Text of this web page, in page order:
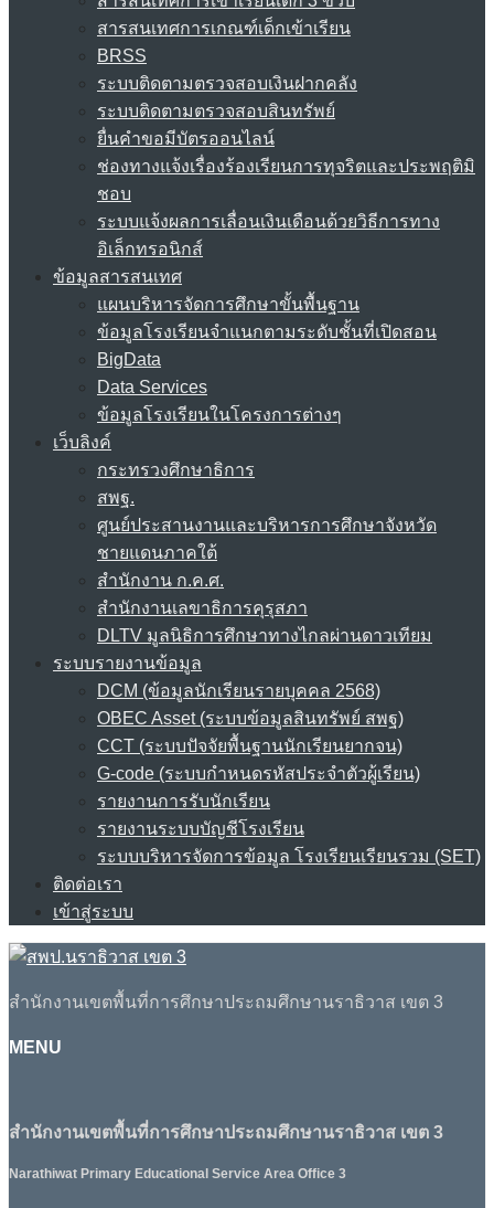
สารสนเทศการเกณฑ์เด็กเข้าเรียน
BRSS
ระบบติดตามตรวจสอบเงินฝากคลัง
ระบบติดตามตรวจสอบสินทรัพย์
ยื่นคำขอมีบัตรออนไลน์
ช่องทางแจ้งเรื่องร้องเรียนการทุจริตและประพฤติมิ
ชอบ
ระบบแจ้งผลการเลื่อนเงินเดือนด้วยวิธีการทาง
อิเล็กทรอนิกส์
ข้อมูลสารสนเทศ
แผนบริหารจัดการศึกษาขั้นพื้นฐาน
ข้อมูลโรงเรียนจำแนกตามระดับชั้นที่เปิดสอน
BigData
Data Services
ข้อมูลโรงเรียนในโครงการต่างๆ
เว็บลิงค์
กระทรวงศึกษาธิการ
สพฐ.
ศูนย์ประสานงานและบริหารการศึกษาจังหวัด
ชายแดนภาคใต้
สำนักงาน ก.ค.ศ.
สำนักงานเลขาธิการคุรุสภา
DLTV มูลนิธิการศึกษาทางไกลผ่านดาวเทียม
ระบบรายงานข้อมูล
DCM (ข้อมูลนักเรียนรายบุคคล 2568)
OBEC Asset (ระบบข้อมูลสินทรัพย์ สพฐ)
CCT (ระบบปัจจัยพื้นฐานนักเรียนยากจน)
G-code (ระบบกำหนดรหัสประจำตัวผู้เรียน)
รายงานการรับนักเรียน
รายงานระบบบัญชีโรงเรียน
ระบบบริหารจัดการข้อมูล โรงเรียนเรียนรวม (SET)
ติดต่อเรา
เข้าสู่ระบบ
สำนักงานเขตพื้นที่การศึกษาประถมศึกษานราธิวาส เขต 3
MENU
สำนักงานเขตพื้นที่การศึกษาประถมศึกษานราธิวาส เขต 3
Narathiwat Primary Educational Service Area Office 3